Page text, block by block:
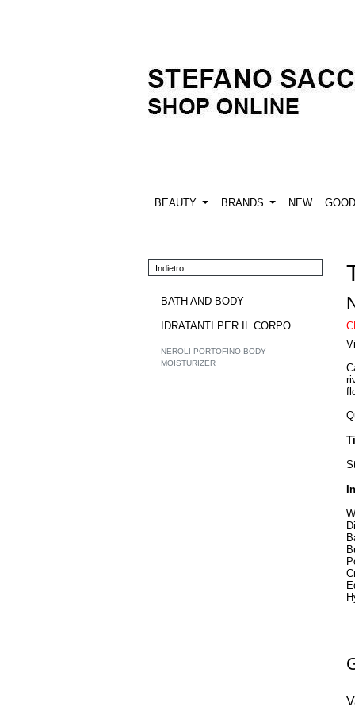
BEAUTY BRANDS NEW
Indietro
BATH AND BODY
IDRATANTI PER IL CORPO
NEROLI PORTOFINO BODY
MOISTURIZER